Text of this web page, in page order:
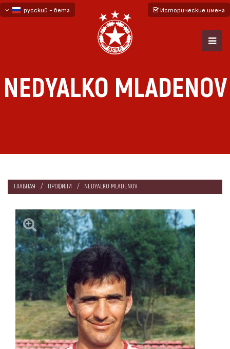
русский - бета
Исторические имена
NEDYALKO MLADENOV
ГЛАВНАЯ ПРОФИЛИ NEDYALKO MLADENOV